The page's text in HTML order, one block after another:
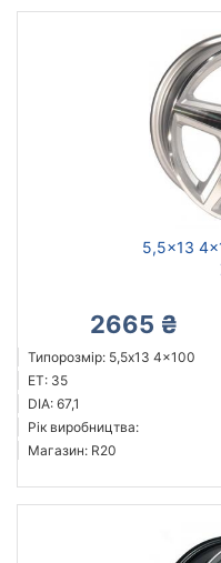
5,5x13
2665 ₴
Типорозмір: 5,5x13 4x100
ET: 35
DIA: 67,1
Рік виробництва:
Магазин: R20